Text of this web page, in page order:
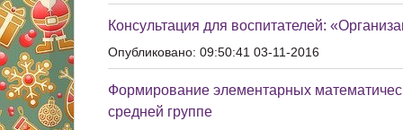
Консультация для воспитателей:
Опубликовано: 09:50:41 03-11-2016
Формирование элементарных
средней группе